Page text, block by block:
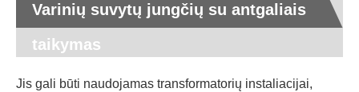
Varinių suvytų jungčių su antgaliais
taikymas
Jis gali būti naudojamas transformatorių instaliacijai,